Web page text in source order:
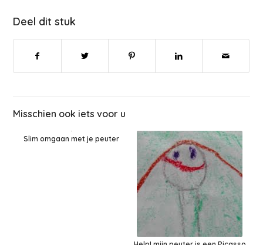
Deel dit stuk
Misschien ook iets voor u
Slim omgaan met je peuter